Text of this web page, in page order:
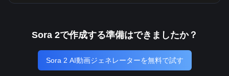
Sora 2で作成する準備はできましたか？
Sora 2 AI動画ジェネレーターを無料で試す